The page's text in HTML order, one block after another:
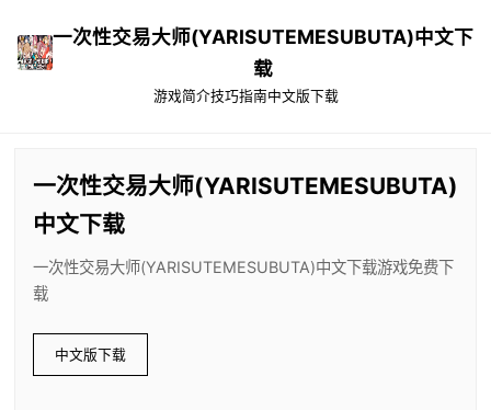
一次性交易大师(YARISUTEMESUBUTA)中文下
载
游戏简介技巧指南中文版下载
一次性交易大师(YARISUTEMESUBUTA)
中文下载
一次性交易大师(YARISUTEMESUBUTA)中文下载游戏免费下
载
中文版下载